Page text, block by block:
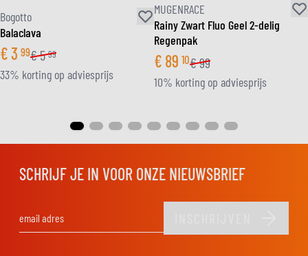
Bogotto
Balaclava
€3 99€5 99
33% korting op adviesprijs
MUGENRACE
Rainy Zwart Fluo Geel 2-delig
Regenpak
€ 89 10€99
10% korting op adviesprijs
SCHRIJF JE IN VOOR ONZE NIEUWSBRIEF